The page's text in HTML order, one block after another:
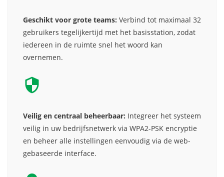
Geschikt voor grote teams: Verbind tot maximaal 32
gebruikers tegelijkertijd met het basisstation, zodat
iedereen in de ruimte snel het woord kan
overnemen.
Veilig en centraal beheerbaar: Integreer het systeem
veilig in uw bedrijfsnetwerk via WPA2-PSK encryptie
en beheer alle instellingen eenvoudig via de web-
gebaseerde interface.